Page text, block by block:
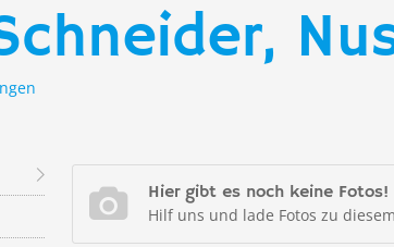
Hier gibt es noch keine Fotos!
Hilf uns und lade Fotos zu